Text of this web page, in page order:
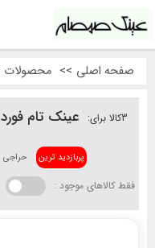
صفحه اصلی >> محصولات
3کالا برای: عینک تام فورد tomford
پربازدید ترین حراجی
فقط کالاهای موجود :